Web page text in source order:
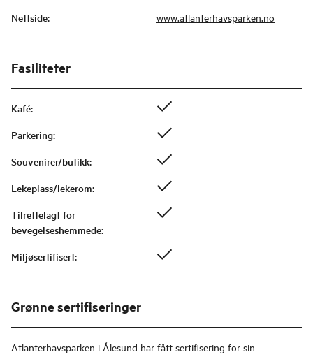
Nettside: www.atlanterhavsparken.no
Fasiliteter
Kafé:
Parkering:
Souvenirer/butikk:
Lekeplass/lekerom:
Tilrettelagt for
bevegelseshemmede:
Miljøsertifisert:
Grønne sertifiseringer
Atlanterhavsparken i Ålesund har fått sertifisering for sin